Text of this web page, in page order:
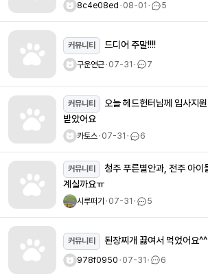
8c4e08ed ㆍ08-01 ㆍ 5
커뮤니티 드디어 주말!!!!
구운연근ㆍ07-31ㆍ 7
커뮤니티
받았어요
카토스ㆍ07-31 ㆍ 6
커뮤니티
계실까요ㅠ
시루떠기 ㆍ07-31 ㆍ 5
커뮤니티 된장찌개 끓여서 먹었어요^^
978f0950ㆍ07-31ㆍ 6